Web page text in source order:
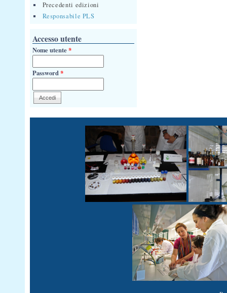
Precedenti edizioni
Responsabile PLS
Accesso utente
Nome utente*
Password*